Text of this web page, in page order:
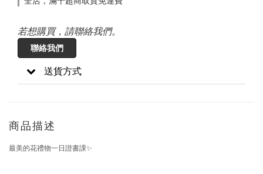
若想購買，請聯絡我們。
聯絡我們
送貨方式
商品描述
最美的花禮物一日證書課✨